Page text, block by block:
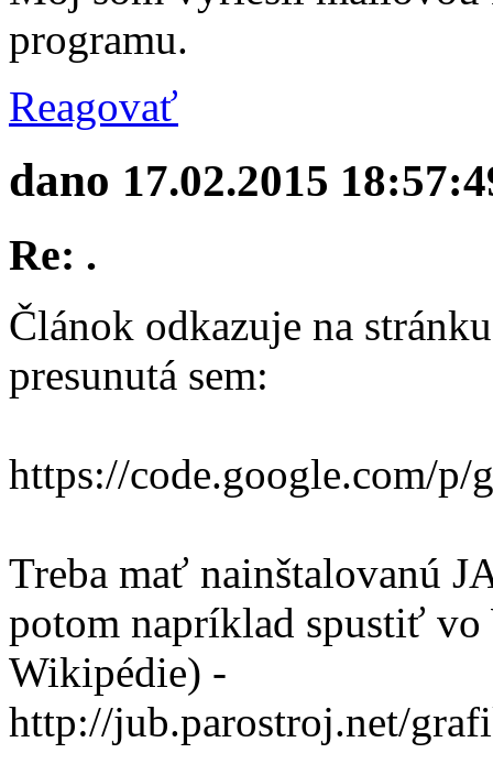
programu.
Reagovať
dano 17.02.2015
Re: .
Článok odkazuje na
presunutá sem:
https://code.google.com/
Treba mať nainštalovanú
potom napríklad spustiť
Wikipédie) -
http://jub.parostroj.net/